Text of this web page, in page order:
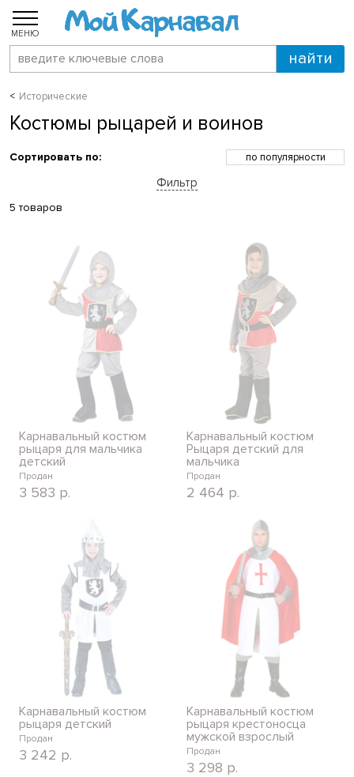
МЕНЮ
Исторические
Костюмы рыцарей и воинов
Сортировать по:
по популярности
Фильтр
5 товаров
Карнавальный костюм
рыцаря для мальчика
детский
Продан
3 583 р.
Карнавальный костюм
Рыцаря детский для
мальчика
Продан
2 464 р.
Карнавальный костюм
рыцаря детский
Продан
3 242 р.
Карнавальный костюм
рыцаря крестоносца
мужской взрослый
Продан
3 298 р.